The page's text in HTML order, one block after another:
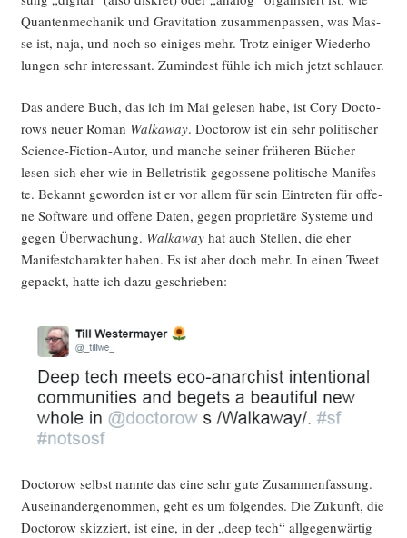
Quan­ten­me­cha­nik und Gra­vi­ta­ti­on zusam­men­pas­sen, was Mas­
se ist, naja, und noch so eini­ges mehr. Trotz eini­ger Wie­der­ho­
lun­gen sehr inter­es­sant. Zumin­dest füh­le ich mich jetzt schlauer.
Das ande­re Buch, das ich im Mai gele­sen habe, ist Cory Doc­to­
rows neu­er Roman Wal­ka­way. Doc­to­row ist ein sehr poli­ti­scher
Sci­ence-Fic­tion-Autor, und man­che sei­ner frü­he­ren Bücher
lesen sich eher wie in Bel­le­tris­tik gegos­se­ne poli­ti­sche Mani­fes­
te. Bekannt gewor­den ist er vor allem für sein Ein­tre­ten für offe­
ne Soft­ware und offe­ne Daten, gegen pro­prie­tä­re Sys­te­me und
gegen Über­wa­chung. Wal­ka­wayhat auch Stel­len, die eher
Mani­fest­cha­rak­ter haben. Es ist aber doch mehr. In einen Tweet
gepackt, hat­te ich dazu geschrieben:
Doc­to­row selbst nann­te das eine sehr gute Zusam­men­fas­sung.
Aus­ein­an­der­ge­nom­men, geht es um fol­gen­des. Die Zukunft, die
Doc­to­row skiz­ziert, ist eine, in der „deep tech“ all­ge­gen­wär­tig